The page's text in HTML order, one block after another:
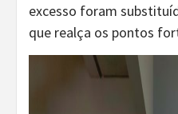
excesso foram
que realça os pontos